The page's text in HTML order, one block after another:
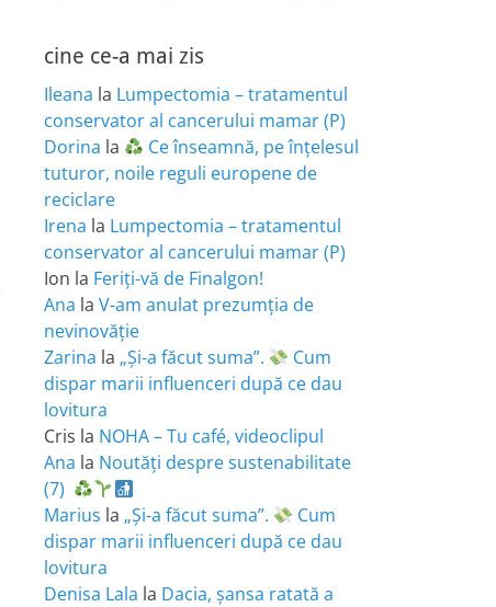
cine ce-a mai zis
Ileana la Lumpectomia – tratamentul
conservator al cancerului mamar (P)
Dorina la
Ce înseamnă, pe înțelesul
tuturor, noile reguli europene de
reciclare
Irena la Lumpectomia – tratamentul
conservator al cancerului mamar (P)
Ion la Feriţi-vă de Finalgon!
Ana la V-am anulat prezumția de
nevinovăție
Zarina la „Și-a făcut suma”.
Cum
dispar marii influenceri după ce dau
lovitura
Cris la NOHA – Tu café, videoclipul
Ana la Noutăți despre sustenabilitate
(7)
Marius la „Și-a făcut suma”.
Cum
dispar marii influenceri după ce dau
lovitura
Denisa Lala la Dacia, șansa ratată a